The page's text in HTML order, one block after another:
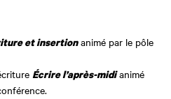
et insertionanimé par le pôle
Écrire l’après-midianimé